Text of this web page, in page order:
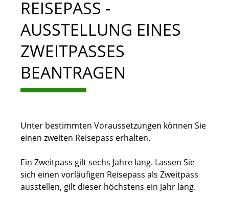
REISEPASS -
AUSSTELLUNG EINES
ZWEITPASSES
BEANTRAGEN
Unter bestimmten Voraussetzungen können Sie
einen zweiten Reisepass erhalten.
Ein Zweitpass gilt sechs Jahre lang. Lassen Sie
sich einen vorläufigen Reisepass als Zweitpass
ausstellen, gilt dieser höchstens ein Jahr lang.